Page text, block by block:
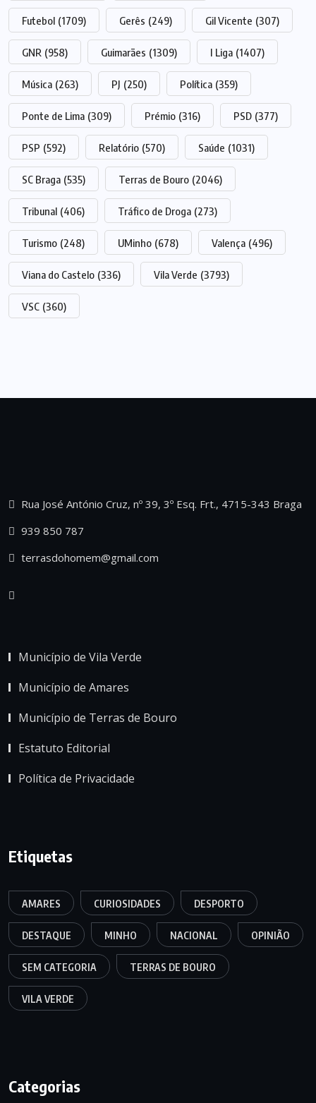
Futebol (1709) Gerês (249) Gil Vicente (307)
GNR (958) Guimarães (1309) I Liga (1407)
Música (263) PJ (250) Política (359)
Ponte de Lima (309) Prémio (316) PSD (377)
PSP (592) Relatório (570) Saúde (1031)
SC Braga (535) Terras de Bouro (2046)
Tribunal (406) Tráfico de Droga (273)
Turismo (248) UMinho (678) Valença (496)
Viana do Castelo (336) Vila Verde (3793)
VSC (360)
Rua José António Cruz, nº 39, 3º Esq. Frt., 4715-343 Braga
939 850 787
terrasdohomem@gmail.com
Município de Vila Verde
Município de Amares
Município de Terras de Bouro
Estatuto Editorial
Política de Privacidade
Etiquetas
AMARES CURIOSIDADES DESPORTO
DESTAQUE MINHO NACIONAL OPINIÃO
SEM CATEGORIA TERRAS DE BOURO
VILA VERDE
Categorias